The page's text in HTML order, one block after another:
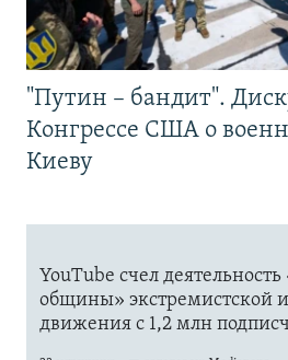
"Путин – бандит".
Конгрессе США о
Киеву